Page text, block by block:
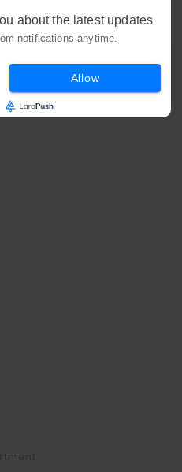
about the latest updates
notifications anytime.
Allow